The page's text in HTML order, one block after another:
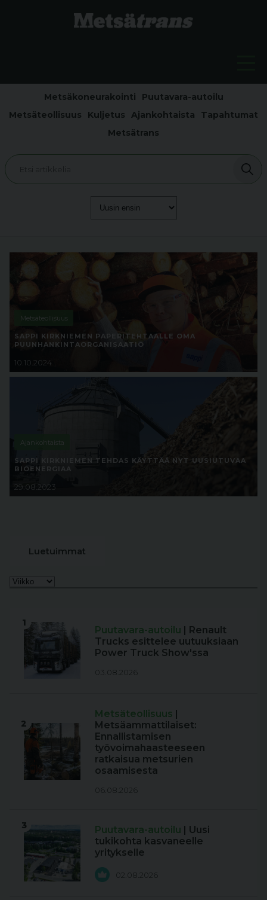
Metsäkoneurakointi
Puutavara-autoilu
Metsäteollisuus
Kuljetus Ajankohtaista
Tapahtumat
Metsätrans
Metsäteollisuus
SAPPI KIRKNIEMEN PAPERITEHTAALLE OMA
PUUNHANKINTAORGANISAATIO
10.10.2024
Ajankohtaista
SAPPI KIRKNIEMEN TEHDAS KÄYTTÄÄ NYT UUSIUTUVAA
BIOENERGIAA
29.08.2023
Luetuimmat
1
Puutavara-autoilu | Renault
Trucks esittelee uutuuksiaan
Power Truck Show'ssa
03.08.2026
2
Metsäteollisuus |
Metsäammattilaiset:
Ennallistamisen
työvoimahaasteeseen
ratkaisua metsurien
osaamisesta
06.08.2026
3 Puutavara-autoilu | Uusi
tukikohta kasvaneelle
yritykselle
02.08.2026